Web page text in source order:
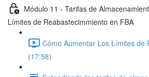
Módulo 11 - Tarifas de
Límites de Reabastecimmiento en FBA
Cómo Aumentar Los Límites de
(17:58)